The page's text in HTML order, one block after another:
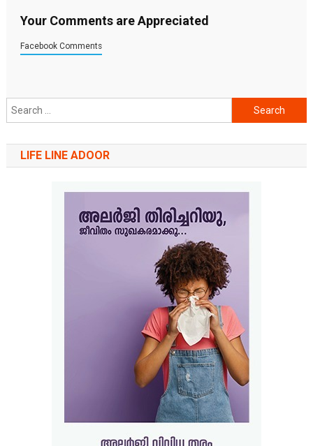
Your Comments are Appreciated
Facebook Comments
Search
for:
LIFE LINE ADOOR